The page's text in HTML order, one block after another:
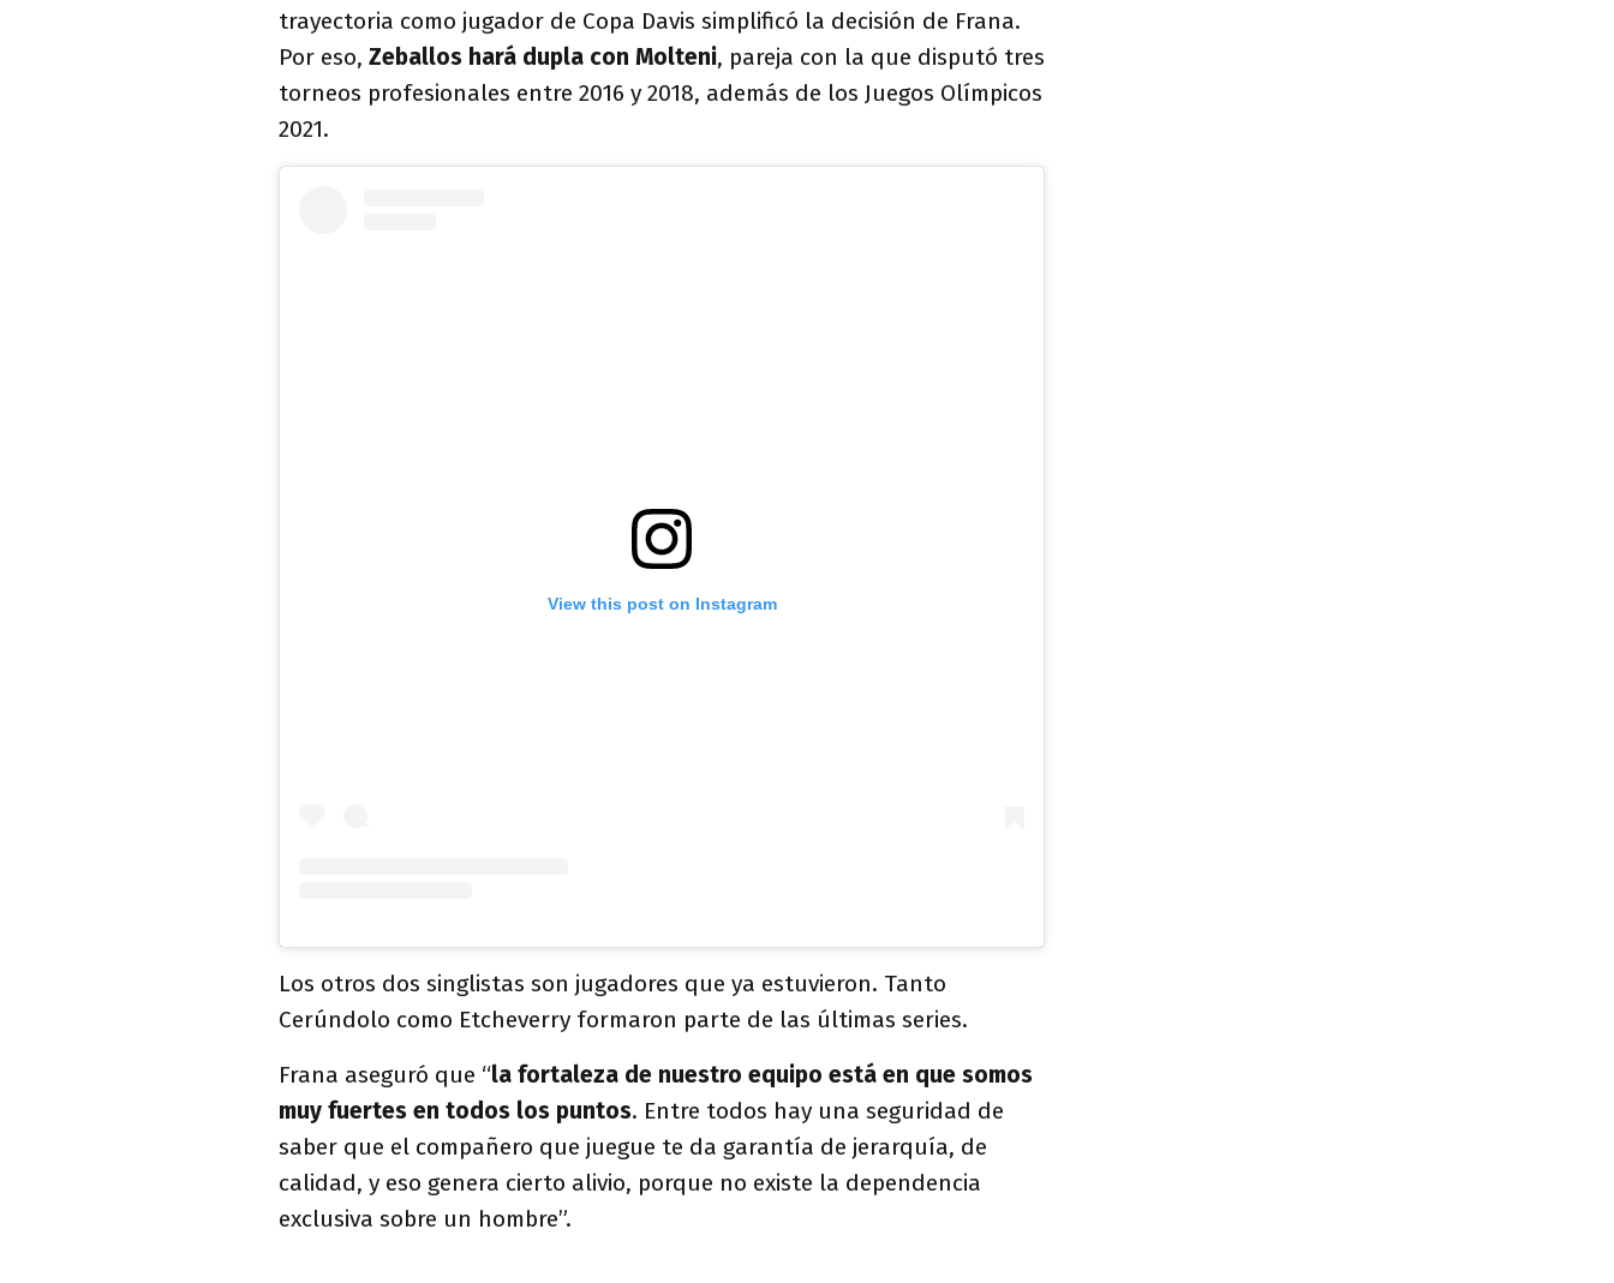
trayectoria como jugador de Copa Davis simplificó la decisión de Frana.
Por eso, Zeballos hará dupla con Molteni, pareja con la que disputó tres
torneos profesionales entre 2016 y 2018, además de los Juegos Olímpicos
2021.
View this post on Instagram
Los otros dos singlistas son jugadores que ya estuvieron. Tanto
Cerúndolo como Etcheverry formaron parte de las últimas series.
Frana aseguró que “la fortaleza de nuestro equipo está en que somos
muy fuertes en todos los puntos. Entre todos hay una seguridad de
saber que el compañero que juegue te da garantía de jerarquía, de
calidad, y eso genera cierto alivio, porque no existe la dependencia
exclusiva sobre un hombre”.